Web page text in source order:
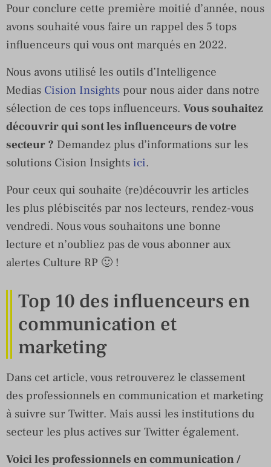
Pour conclure cette première moitié d’année, nous
avons souhaité vous faire un rappel des 5 tops
influenceurs qui vous ont marqués en 2022.
Nous avons utilisé les outils d’Intelligence
Medias Cision Insights pour nous aider dans notre
sélection de ces tops influenceurs. Vous souhaitez
découvrir qui sont les influenceurs de votre
secteur ? Demandez plus d’informations sur les
solutions Cision Insights ici.
Pour ceux qui souhaite (re)découvrir les articles
les plus plébiscités par nos lecteurs, rendez-vous
vendredi. Nous vous souhaitons une bonne
lecture et n’oubliez pas de vous abonner aux
alertes Culture RP 🙂 !
Top 10 des influenceurs en
communication et
marketing
Dans cet article, vous retrouverez le classement
des professionnels en communication et marketing
à suivre sur Twitter. Mais aussi les institutions du
secteur les plus actives sur Twitter également.
Voici les professionnels en communication /